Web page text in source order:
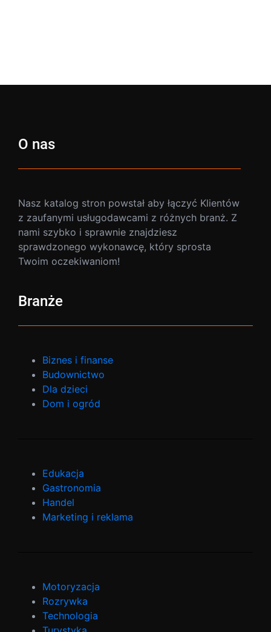
O nas
Nasz katalog stron powstał aby łączyć Klientów
z zaufanymi usługodawcami z różnych branż. Z
nami szybko i sprawnie znajdziesz
sprawdzonego wykonawcę, który sprosta
Twoim oczekiwaniom!
Branże
Biznes i finanse
Budownictwo
Dla dzieci
Dom i ogród
Edukacja
Gastronomia
Handel
Marketing i reklama
Motoryzacja
Rozrywka
Technologia